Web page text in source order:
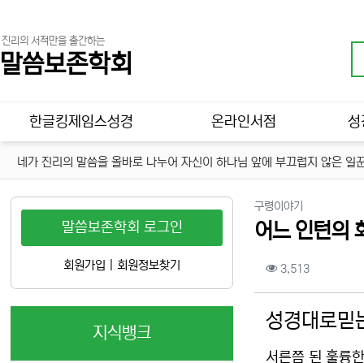
진리의 서적만을 출간하는
말씀보존학회
메인 메뉴
한글킹제임스성경 온라인서점 성
네가 진리의 말씀을 올바로 나누어 자신이 하나님 앞에 부끄럽지 않은
구령이야기
어느 인턴의
컨텐츠 정보
3,513조회
성경대로믿
서른쯤 된 훌륭
말씀보존학회 로그인
회원가입 회원정보찾기
지식뱅크